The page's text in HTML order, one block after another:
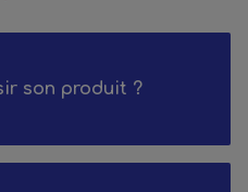
son produit ?